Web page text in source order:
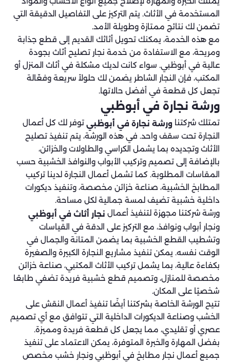
المستخدمة في الأثاث. يتم التركيز على التفاصيل الدقيقة التي
تضمن لك نتائج ممتازة وطويلة الأمد.
مع هذه الخدمة، يمكنك تحويل أثاثك القديم إلى قطع جذابة
ومريحة، مع الاستفادة من خدمة نجار تصليح أثاث بجودة
عالية في أبوظبي. سواء كانت لديك مشكلة في أثاث المنزل أو
المكتب، فإن النجار الشاطر يضمن لك حلولاً سريعة وفعّالة
تجعل كل قطعة في أفضل حالاتها.
ورشة نجارة في أبوظبي
تمتلك شركتنا ورشة نجارة في أبوظبي توفر لك كل أعمال
النجارة تحت سقف واحد. في هذه الورشة، يتم تنفيذ تصليح
الأثاث وتجديده بما يشمل الكراسي والطاولات والخزائن،
بالإضافة إلى تصميم وتركيب الأبواب والنوافذ الخشبية حسب
المقاسات المطلوبة. كما تشمل أعمال النجارة لدينا تركيب
المطابخ الخشبية، صناعة خزائن مخصصة، وتنفيذ ديكورات
داخلية خشبية تضيف لمسة جمالية لكل مساحة.
ورشة شركتنا مجهزة لتنفيذ أعمال نجار أثاث في أبوظبي
ونجار أبواب ونوافذ، مع التركيز على الدقة في القياسات
وتشطيب القطع الخشبية بما يضمن المتانة والجمال في
الوقت نفسه. يمكن تنفيذ مشاريع النجارة الكبيرة والصغيرة
بكفاءة عالية، بما يشمل تركيب الأثاث المكتبي، صناعة خزائن
مخصصة للمنازل، وتصميم قطع خشبية فريدة تضفي طابعًا
شخصيًا على المكان.
تتيح الورشة الخاصة بشركتنا أيضًا تنفيذ أعمال النقش على
الخشب وصناعة الديكورات الداخلية التي تتوافق مع أي تصميم
عصري أو تقليدي، مما يجعل كل قطعة فريدة ومميزة.
بفضل المهارة والخبرة المتوفرة، يمكن الاعتماد على تنفيذ
جميع أعمال نجار مطابخ في أبوظبي ونجار خشب مخصص